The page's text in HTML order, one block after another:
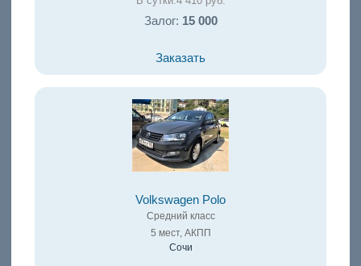
Залог: 15 000
Заказать
Volkswagen Polo
Средний класс
5 мест, АКПП
Сочи